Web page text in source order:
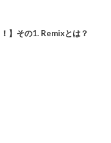
】その1. Remixとは？